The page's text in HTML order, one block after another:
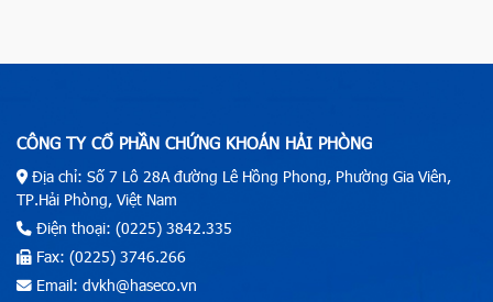
CÔNG TY CỔ PHẦN CHỨNG KHOÁN HẢI PHÒNG
Địa chỉ: Số 7 Lô 28A đường Lê Hồng Phong, Phường Gia Viên,
TP.Hải Phòng, Việt Nam
Điện thoại: (0225) 3842.335
Fax: (0225) 3746.266
Email: dvkh@haseco.vn